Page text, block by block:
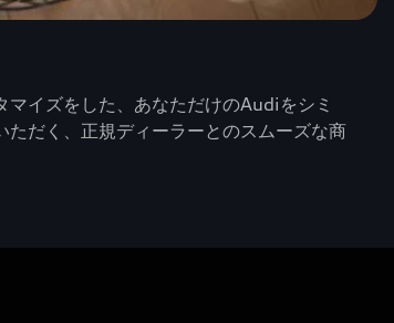
イズをした、あなただけのAudiをシミ
ただく、正規ディーラーとのスムーズな商